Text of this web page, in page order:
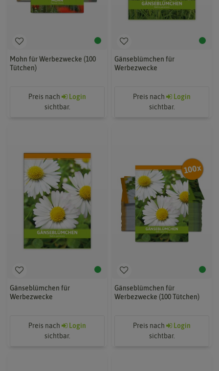
Mohn für Werbezwecke (100
Tütchen)
Preis nach
Login
sichtbar.
Gänseblümchen für
Werbezwecke
Preis nach
Login
sichtbar.
Gänseblümchen für
Werbezwecke
Preis nach
Login
sichtbar.
Gänseblümchen für
Werbezwecke (100 Tütchen)
Preis nach
Login
sichtbar.